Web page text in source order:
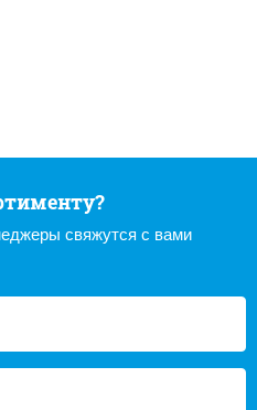
свяжутся с вами